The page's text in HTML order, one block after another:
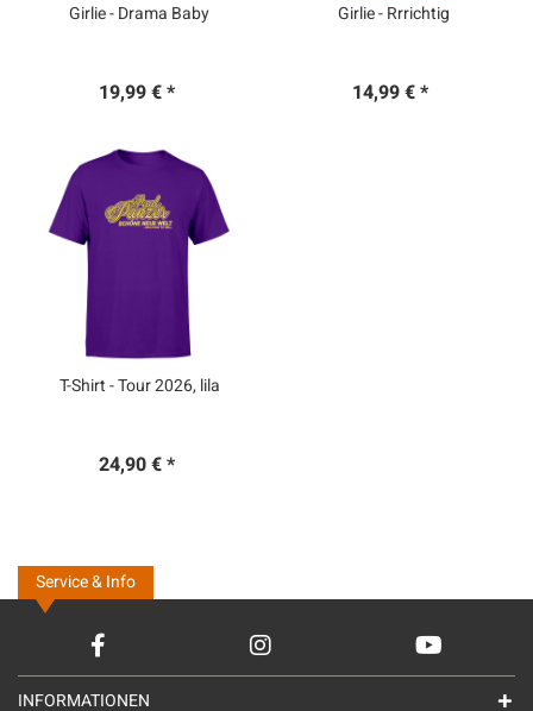
Girlie - Drama Baby
19,99 € *
Girlie - Rrrichtig
14,99 € *
T-Shirt - Tour 2026, lila
24,90 € *
Service & Info
INFORMATIONEN